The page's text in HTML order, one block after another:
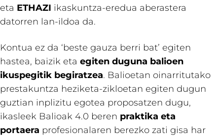
eta ETHAZI ikaskuntza-eredua aberastera
datorren lan-ildoa da.
Kontua ez da ‘beste gauza berri bat’ egiten
hastea, baizik eta egiten duguna balioen
ikuspegitik begiratzea. Balioetan oinarritutako
prestakuntza heziketa-zikloetan egiten dugun
guztian inplizitu egotea proposatzen dugu,
ikasleek Balioak 4.0 beren praktika eta
portaera profesionalaren berezko zati gisa har